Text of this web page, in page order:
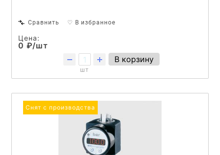
Сравнить ♡ В избранное
Цена:
0 ₽/шт
шт
В корзину
Снят с производства